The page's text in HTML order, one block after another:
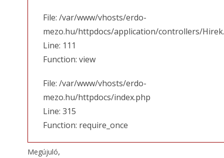
File: /var/www/vhosts/erdo-
mezo.hu/httpdocs/application/controllers/
Line: 111
Function: view
File: /var/www/vhosts/erdo-
mezo.hu/httpdocs/index.php
Line: 315
Function: require_once
Megújuló,